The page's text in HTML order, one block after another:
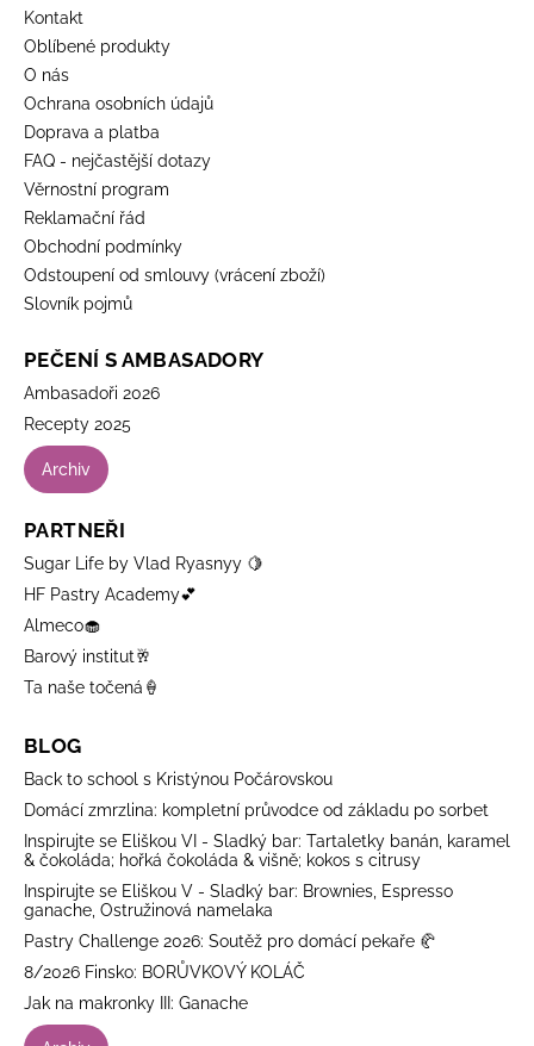
Kontakt
Oblíbené produkty
O nás
Ochrana osobních údajů
Doprava a platba
FAQ - nejčastější dotazy
Věrnostní program
Reklamační řád
Obchodní podmínky
Odstoupení od smlouvy (vrácení zboží)
Slovník pojmů
PEČENÍ S AMBASADORY
Ambasadoři 2026
Recepty 2025
Archiv
PARTNEŘI
Sugar Life by Vlad Ryasnyy 🍋
HF Pastry Academy💕
Almeco🧁
Barový institut🥂
Ta naše točená🍦
BLOG
Back to school s Kristýnou Počárovskou
Domácí zmrzlina: kompletní průvodce od základu po sorbet
Inspirujte se Eliškou VI - Sladký bar: Tartaletky banán, karamel
& čokoláda; hořká čokoláda & višně; kokos s citrusy
Inspirujte se Eliškou V - Sladký bar: Brownies, Espresso
ganache, Ostružinová namelaka
Pastry Challenge 2026: Soutěž pro domácí pekaře 🥐
8/2026 Finsko: BORŮVKOVÝ KOLÁČ
Jak na makronky III: Ganache